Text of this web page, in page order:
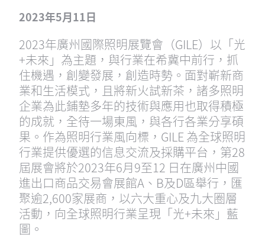
2023年5月11日
2023年廣州國際照明展覽會（GILE）以「光
+未來」為主題，與行業在希冀中前行，抓
住機遇，創變發展，創造時勢。面對嶄新商
業和生活模式，且將新火試新茶，諸多照明
企業為此鋪墊多年的技術與應用也取得積極
的成就，全待一場東風，與各行各業分享碩
果。作為照明行業風向標，GILE 為全球照明
行業提供優選的信息交流及採購平台，第28
屆展會將於2023年6月9至12 日在廣州中國
進出口商品交易會展館A、B及D區舉行，匯
聚逾2,600家展商，以六大重心及九大圈層
活動，向全球照明行業呈現「光+未來」藍
圖。